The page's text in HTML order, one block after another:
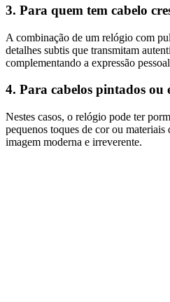
3. Para quem tem cabelo
A combinação de um relógio com
detalhes subtis que transmitam
complementando a expressão
4. Para cabelos pintados ou
Nestes casos, o relógio pode ter
pequenos toques de cor ou
imagem moderna e irreverente.